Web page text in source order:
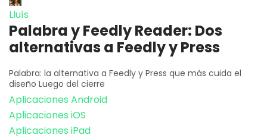
Lluís
Palabra y Feedly Reader: Dos
alternativas a Feedly y Press
Palabra: la alternativa a Feedly y Press que más cuida el
diseño Luego del cierre
Aplicaciones Android
Aplicaciones iOS
Aplicaciones iPad